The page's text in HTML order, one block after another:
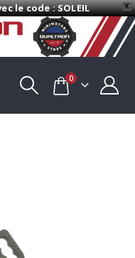
X
le code : SOLEIL
0